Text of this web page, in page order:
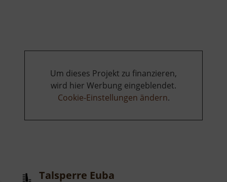
Um dieses Projekt zu finanzieren,
wird hier Werbung eingeblendet.
Cookie-Einstellungen ändern.
Talsperre Euba